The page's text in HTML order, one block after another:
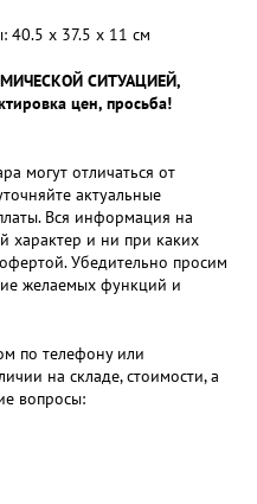
40.5 х 37.5 х 11 см
СИТУАЦИЕЙ,
цен, просьба!
могут отличаться от
актуальные
Вся информация на
характер и ни при каких
Убедительно просим
желаемых функций и
по телефону или
на складе, стоимости, а
вопросы: